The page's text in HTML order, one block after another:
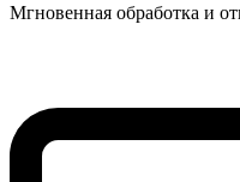
Мгновенная обработка и